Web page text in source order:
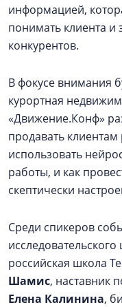
информацией,
понимать клиента и
конкурентов.
В фокусе внимания
курортная
«Движение.Конф»
продавать
использовать
работы, и как
скептически
Среди спикеров
российская школа
Шамис, наставник
Елена Калинина,